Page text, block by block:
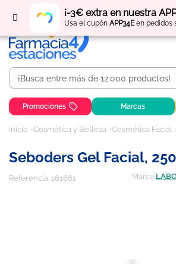
¡-3€ extra en nuestra
Usa el cupón APP34Een pedidos
Regístratey obtén puntos por
Promociones Marcas
Inicio Cosmética y Belleza Cosmética Facial
Seboders Gel Facial,
Referencia: 161661 Marca